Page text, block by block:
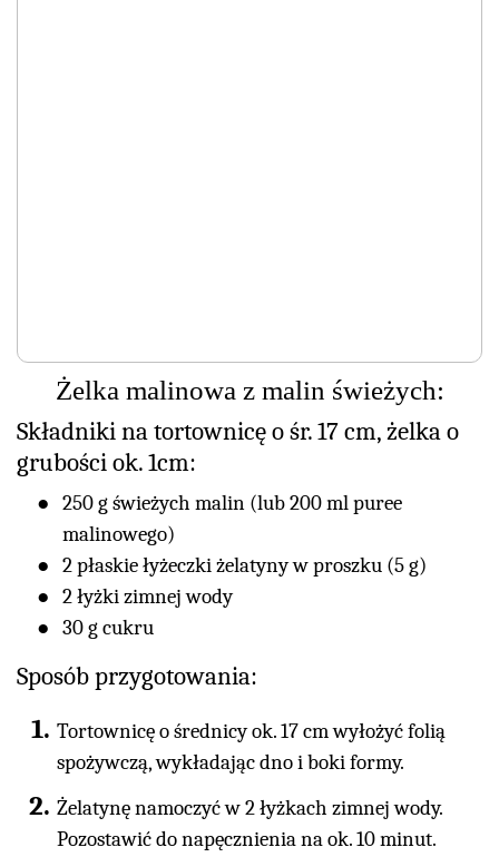
Żelka malinowa z malin świeżych:
Składniki na tortownicę o śr. 17 cm, żelka o
grubości ok. 1cm:
250 g świeżych malin (lub 200 ml puree
malinowego)
2 płaskie łyżeczki żelatyny w proszku (5 g)
2 łyżki zimnej wody
30 g cukru
Sposób przygotowania:
Tortownicę o średnicy ok. 17 cm wyłożyć folią
spożywczą, wykładając dno i boki formy.
Żelatynę namoczyć w 2 łyżkach zimnej wody.
Pozostawić do napęcznienia na ok. 10 minut.